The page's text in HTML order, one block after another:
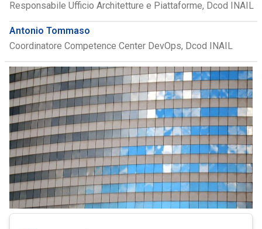
Responsabile Ufficio Architetture e Piattaforme, Dcod INAIL
Antonio Tommaso
Coordinatore Competence Center DevOps, Dcod INAIL